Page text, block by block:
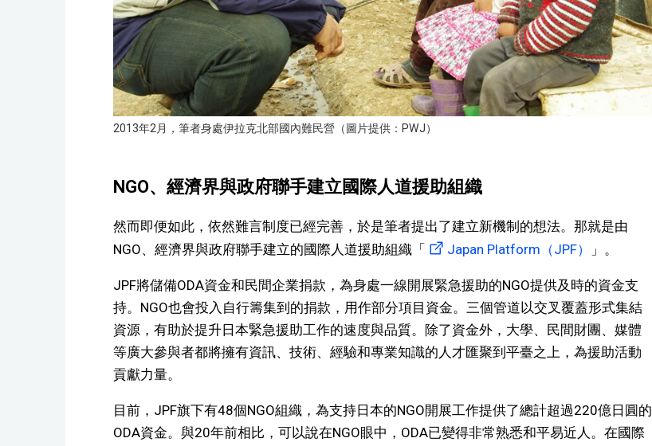
2013年2月，筆者身處伊拉克北部國內難民營（圖片提供：PWJ）
NGO、經濟界與政府聯手建立國際人道援助組織
然而即便如此，依然難言制度已經完善，於是筆者提出了建立新機制的想法。那就是由
NGO、經濟界與政府聯手建立的國際人道援助組織「
Japan Platform（JPF） 」。
JPF將儲備ODA資金和民間企業捐款，為身處一線開展緊急援助的NGO提供及時的資金支
持。NGO也會投入自行籌集到的捐款，用作部分項目資金。三個管道以交叉覆蓋形式集結
資源，有助於提升日本緊急援助工作的速度與品質。除了資金外，大學、民間財團、媒體
等廣大參與者都將擁有資訊、技術、經驗和專業知識的人才匯聚到平臺之上，為援助活動
貢獻力量。
目前，JPF旗下有48個NGO組織，為支持日本的NGO開展工作提供了總計超過220億日圓的
ODA資金。與20年前相比，可以說在NGO眼中，ODA已變得非常熟悉和平易近人。在國際